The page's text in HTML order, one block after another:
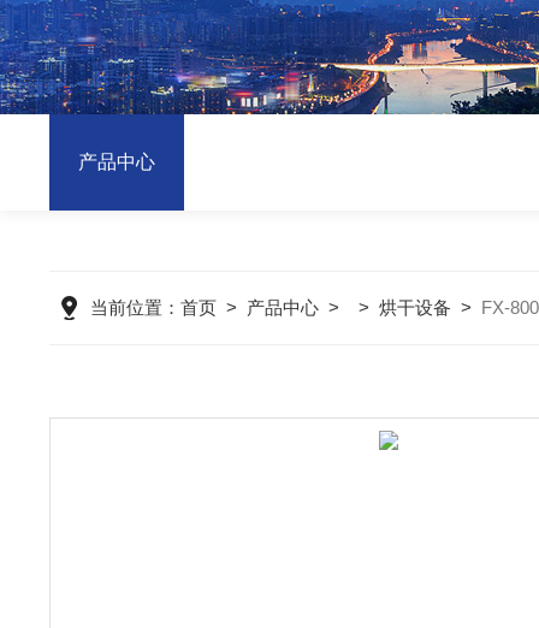
产品中心
当前位置： 首页> 产品中心> > 烘干设备 > FX-